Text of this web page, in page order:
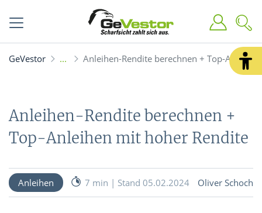
GeVestor Anleihen-Rendite berechnen + Top-
Anleihen-Rendite berechnen +
Top-Anleihen mit hoher Rendite
Anleihen 7 min | Stand 05.02.2024 Oliver Schoch